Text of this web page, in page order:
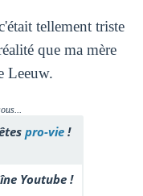
tellement triste
que ma mère
Leeuw.
pro-vie !
Youtube !